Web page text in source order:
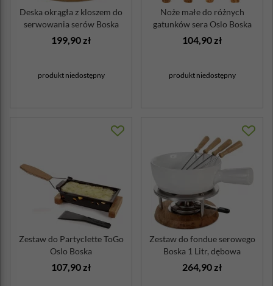
Deska okrągła z kloszem do
serwowania serów Boska
199,90 zł
produkt niedostępny
Noże małe do różnych
gatunków sera Oslo Boska
dębowe uchwyty
104,90 zł
produkt niedostępny
Zestaw do Partyclette ToGo
Oslo Boska
107,90 zł
Zestaw do fondue serowego
Boska 1 Litr, dębowa
podstawa, ...
264,90 zł